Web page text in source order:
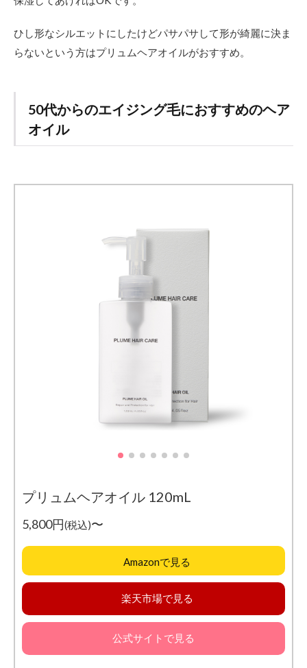
ひし形なシルエットにしたけどパサパサして形が綺麗に決ま
らないという方はプリュムヘアオイルがおすすめ。
50代からのエイジング毛におすすめのヘア
オイル
プリュムヘアオイル 120mL
5,800円(税込)〜
Amazonで見る
楽天市場で見る
公式サイトで見る